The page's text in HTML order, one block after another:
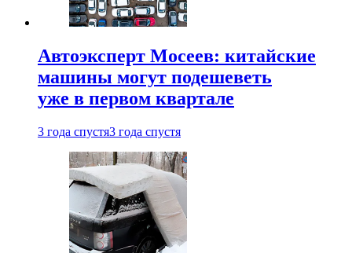
Автоэксперт Мосеев: китайские
машины могут подешеветь
уже в первом квартале
3 года спустя3 года спустя